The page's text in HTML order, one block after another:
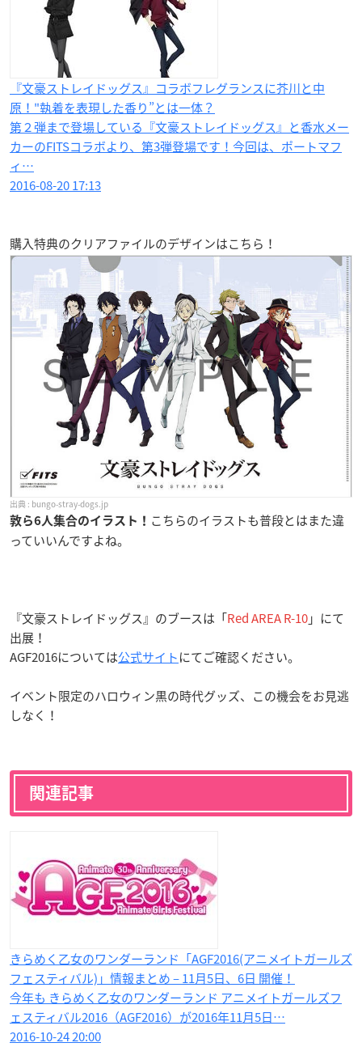
『文豪ストレイドッグス』コラボフレグランスに芥川と中
原！"執着を表現した香り”とは一体？
第２弾まで登場している『文豪ストレイドッグス』と香水メー
カーのFITSコラボより、第3弾登場です！今回は、ポートマフ
ィ…
2016-08-20 17:13
購入特典のクリアファイルのデザインはこちら！
bungo-stray-dogs.jp
敦ら6人集合のイラスト！ こちらのイラストも普段とはまた違
っていいんですよね。
『文豪ストレイドッグス』のブースは「Red AREA R-10」にて
出展！
AGF2016については公式サイトにてご確認ください。
イベント限定のハロウィン黒の時代グッズ、この機会をお見逃
しなく！
関連記事
きらめく乙女のワンダーランド「AGF2016(アニメイトガールズ
フェスティバル)」情報まとめ – 11月5日、6日 開催！
今年も きらめく乙女のワンダーランド アニメイトガールズフ
ェスティバル2016（AGF2016）が2016年11月5日…
2016-10-24 20:00